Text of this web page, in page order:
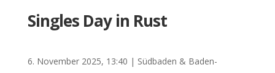
Singles Day in Rust
6. November 2025, 13:40 | Südbaden & Baden-